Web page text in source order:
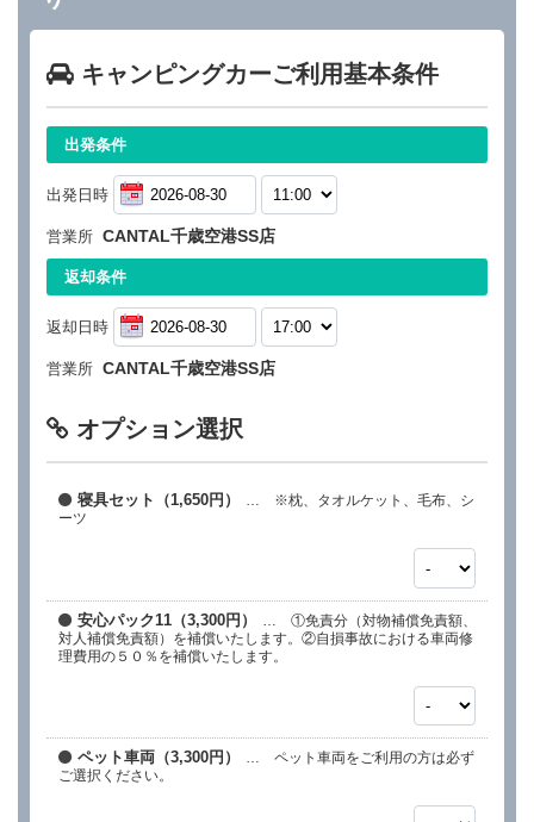
キャンピングカーご利用基本条件
出発条件
出発日時
営業所 CANTAL千歳空港SS店
返却条件
返却日時
営業所 CANTAL千歳空港SS店
オプション選択
寝具セット（1,650円）
… ※枕、タオルケット、毛布、シ
ーツ
安心パック11（3,300円）
… ①免責分（対物補償免責額、
対人補償免責額）を補償いたします。②自損事故における車両修
理費用の５０％を補償いたします。
ペット車両（3,300円）
… ペット車両をご利用の方は必ず
ご選択ください。